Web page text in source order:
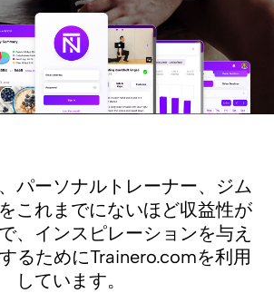
パーソナルトレーナー、ジム
これまでにないほど収益性が
、インスピレーションを与え
るためにTrainero.comを利用
しています。